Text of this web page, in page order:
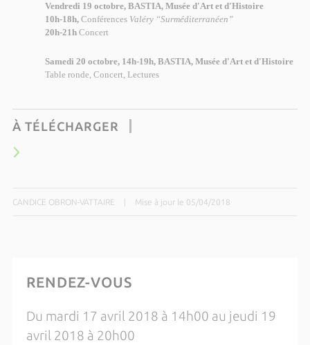
Vendredi 19 octobre, BASTIA, Musée d'Art et d'Histoire
10h-18h,Conférences Valéry “Surméditerranéen”
20h-21hConcert
Samedi 20 octobre, 14h-19h, BASTIA, Musée d'Art et d'Histoire
Table ronde, Concert, Lectures
À TÉLÉCHARGER
CANDICE OBRON-VATTAIRE Mise à jour le 05/04/2018
RENDEZ-VOUS
Du mardi 17 avril 2018 à 14h00 au jeudi 19
avril 2018 à 20h00